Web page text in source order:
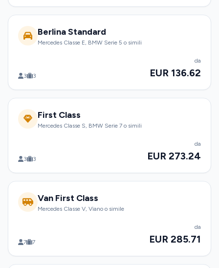
Berlina Standard
Mercedes Classe E, BMW Serie 5 o simili
3 3
da
EUR 136.62
First Class
Mercedes Classe S, BMW Serie 7 o simili
3 3
da
EUR 273.24
Van First Class
Mercedes Classe V, Viano o simile
7 7
da
EUR 285.71